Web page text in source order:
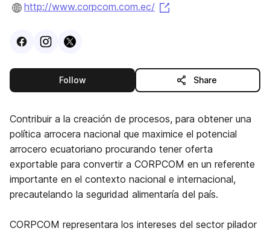
http://www.corpcom.com.ec/
VisitFacebook
VisitInstagram
Visit
Followthis publisher Share
Contribuir a la creación de procesos, para obtener una
política arrocera nacional que maximice el potencial
arrocero ecuatoriano procurando tener oferta
exportable para convertir a CORPCOM en un referente
importante en el contexto nacional e internacional,
precautelando la seguridad alimentaría del país.
CORPCOM representara los intereses del sector pilador